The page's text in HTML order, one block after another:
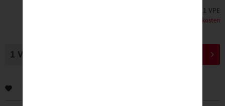
1 VPE
zzgl. Versandkosten